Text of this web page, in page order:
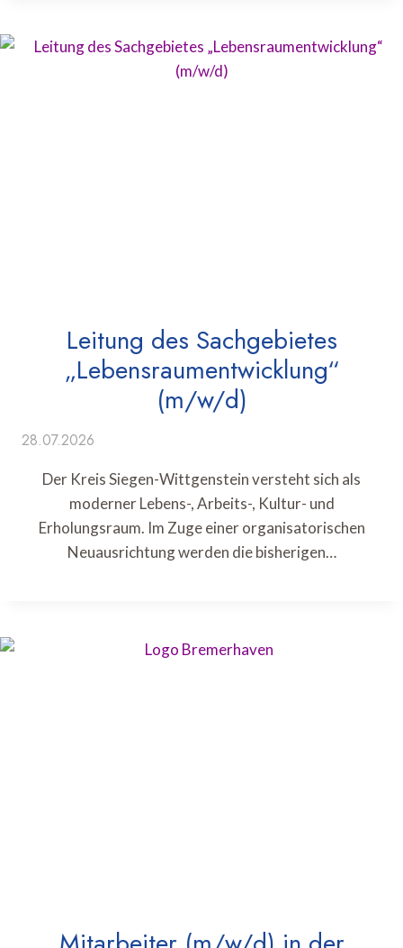
Leitung des Sachgebietes
„Lebensraumentwicklung“
(m/w/d)
28.07.2026
Der Kreis Siegen-Wittgenstein versteht sich als
moderner Lebens-, Arbeits-, Kultur- und
Erholungsraum. Im Zuge einer organisatorischen
Neuausrichtung werden die bisherigen…